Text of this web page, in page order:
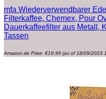
mfa Wiederverwendbarer
Filterkaffee, Chemex, Pour
Dauerkaffeefilter aus Metall,
Tassen
Amazon.de Price: €19.99 (as of 18/09/2023